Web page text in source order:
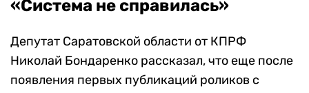
«Система не справилась»
Депутат Саратовской области от КПРФ
Николай Бондаренко рассказал, что еще после
появления первых публикаций роликов с